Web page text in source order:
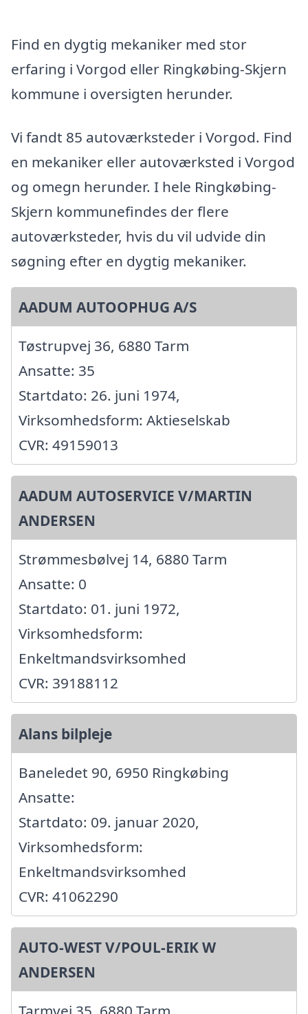
Find en dygtig mekaniker med stor
erfaring i Vorgod eller Ringkøbing-Skjern
kommune i oversigten herunder.
Vi fandt 85 autoværksteder i Vorgod. Find
en mekaniker eller autoværksted i Vorgod
og omegn herunder. I hele Ringkøbing-
Skjern kommunefindes der flere
autoværksteder, hvis du vil udvide din
søgning efter en dygtig mekaniker.
AADUM AUTOOPHUG A/S
Tøstrupvej 36, 6880 Tarm
Ansatte: 35
Startdato: 26. juni 1974,
Virksomhedsform: Aktieselskab
CVR: 49159013
AADUM AUTOSERVICE V/MARTIN
ANDERSEN
Strømmesbølvej 14, 6880 Tarm
Ansatte: 0
Startdato: 01. juni 1972,
Virksomhedsform:
Enkeltmandsvirksomhed
CVR: 39188112
Alans bilpleje
Baneledet 90, 6950 Ringkøbing
Ansatte:
Startdato: 09. januar 2020,
Virksomhedsform:
Enkeltmandsvirksomhed
CVR: 41062290
AUTO-WEST V/POUL-ERIK W
ANDERSEN